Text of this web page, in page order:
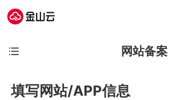
网站备案
填写网站/APP信息